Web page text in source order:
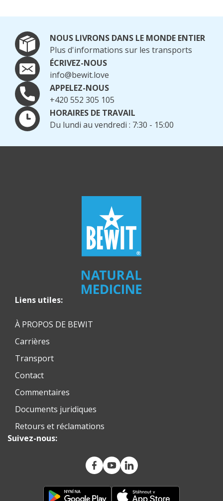
NOUS LIVRONS DANS LE MONDE ENTIER
Plus d'informations sur les transports
ÉCRIVEZ-NOUS
info@bewit.love
APPELEZ-NOUS
+420 552 305 105
HORAIRES DE TRAVAIL
Du lundi au vendredi : 7:30 - 15:00
Liens utiles:
À PROPOS DE BEWIT
Carrières
Transport
Contact
Commentaires
Documents juridiques
Retours et réclamations
Suivez-nous: